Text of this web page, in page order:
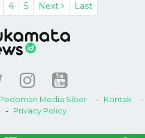
4 5 Next Last
Pedoman Media Siber
Kontak
Privacy Policy